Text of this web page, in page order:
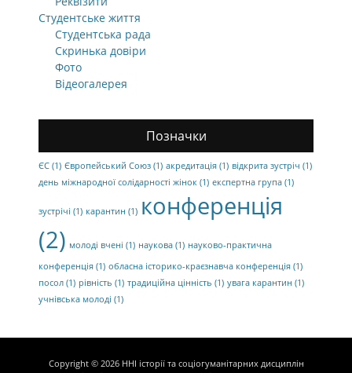
Студентське життя
Студентська рада
Скринька довіри
Фото
Відеогалерея
Позначки
ЄС (1) Європейський Союз (1) акредитація (1) відкрита зустріч (1)
день міжнародної солідарності жінок (1) експертна група (1)
зустрічі (1) карантин (1) конференція
(2) молоді вчені (1) наукова (1) науково-практична
конференція (1) обласна історико-краєзнавча конференція (1)
посол (1) рівність (1) традиційна цінність (1) увага карантин (1)
учнівська молоді (1)
Copyright © 2026 ННІ історії та соціогуманітарних дисциплін